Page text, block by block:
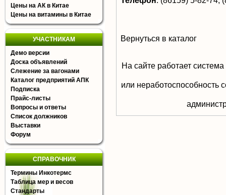
Цены на АК в Китае
Цены на витамины в Китае
УЧАСТНИКАМ
Демо версии
Доска объявлений
Слежение за вагонами
Каталог предприятий АПК
Подписка
Прайс-листы
Вопросы и ответы
Список должников
Выставки
Форум
СПРАВОЧНИК
Термины Инкотермс
Таблица мер и весов
Стандарты
Вернуться в каталог
На сайте работает
или неработоспособность